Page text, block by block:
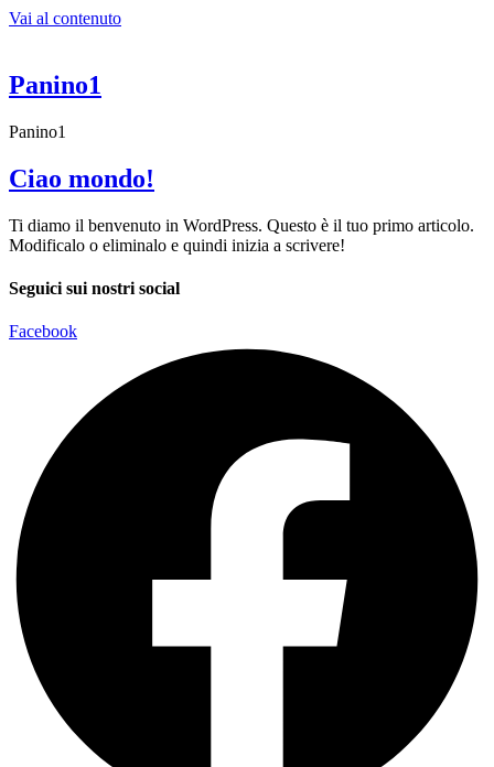
Vai al contenuto
Panino1
Panino1
Ciao mondo!
Ti diamo il benvenuto in WordPress. Questo è il tuo primo articolo.
Modificalo o eliminalo e quindi inizia a scrivere!
Seguici sui nostri social
Facebook